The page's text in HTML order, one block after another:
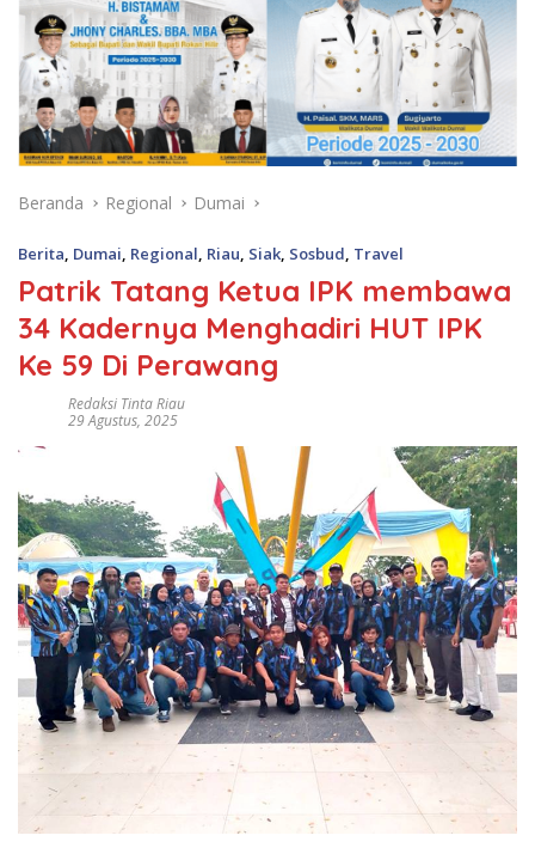
Beranda Regional Dumai
Berita Dumai Regional Riau Siak Sosbud Travel
Patrik Tatang Ketua IPK membawa
34 Kadernya Menghadiri HUT IPK
Ke 59 Di Perawang
Redaksi Tinta Riau
29 Agustus, 2025